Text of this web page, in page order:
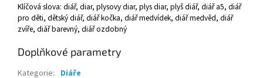
Klíčová slova: diář, diar, plysovy diar, plys diar, plyš diář, diář a5, diář
pro děti, dětský diář, diář kočka, diář medvídek, diář medvěd, diář
zvíře, diář barevný, diář ozdobný
Doplňkové parametry
Kategorie: Diáře